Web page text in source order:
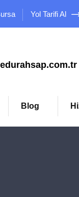
Yol Tarifi Al
Blog